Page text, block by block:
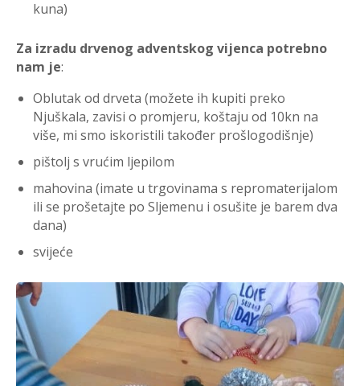
kuna)
Za izradu drvenog adventskog vijenca potrebno
nam je:
Oblutak od drveta (možete ih kupiti preko
Njuškala, zavisi o promjeru, koštaju od 10kn na
više, mi smo iskoristili također prošlogodišnje)
pištolj s vrućim ljepilom
mahovina (imate u trgovinama s repromaterijalom
ili se prošetajte po Sljemenu i osušite je barem dva
dana)
svijeće